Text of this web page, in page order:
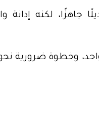
جاهزًا، لكنه
وخطوة ضرورية